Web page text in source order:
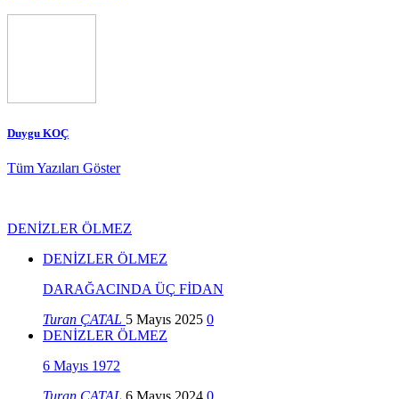
Duygu KOÇ
Tüm Yazıları Göster
DENİZLER ÖLMEZ
DENİZLER ÖLMEZ
DARAĞACINDA ÜÇ FİDAN
Turan ÇATAL 5 Mayıs 2025 0
DENİZLER ÖLMEZ
6 Mayıs 1972
Turan ÇATAL 6 Mayıs 2024 0